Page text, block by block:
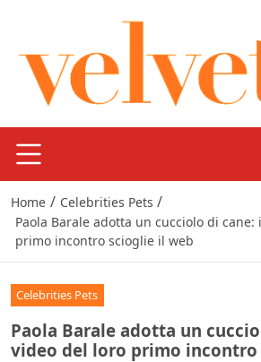
Home / Celebrities Pets /
Paola Barale adotta un cucciolo di
primo incontro scioglie il web
Celebrities Pets
Paola Barale adotta un
video del loro primo